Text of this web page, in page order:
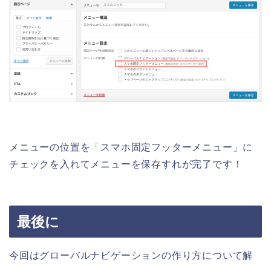
メニューの位置を「スマホ固定フッターメニュー」に
チェックを入れてメニューを保存すれが完了です！
最後に
今回はグローバルナビゲーションの作り方について解